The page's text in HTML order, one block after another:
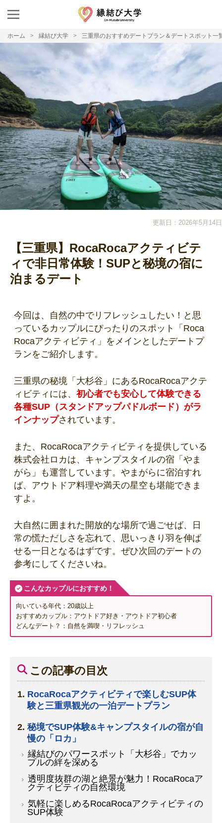
ホーム 縁結び大学 三重県のおすすめデートプラン＆デートスポット一
更新日：2026年5月14日
【三重県】RocaRocaアクティビテ
ィで非日常体験！SUPと秘境の宿に
泊まるデート
今回は、自然の中でリフレッシュしたい！と思
っているカップルにぴったりのスポット「Roca
Rocaアクティビティ」をメインとしたデートプ
ランをご紹介します。
三重県の秘境「大杉谷」にあるRocaRocaアクテ
ィビティには、 初心者でも安心して体験できる
各種SUP（スタンドアップパドルボード）がラ
インナップされています。
また、RocaRocaアクティビティを提供している
株式会社ロカは、キャンプスタイルの宿「やま
がら」も運営しています。やまがらに宿泊すれ
ば、アウトドア料理や満天の星空も堪能できま
すよ。
大自然に囲まれた開放的な場所で過ごせば、日
常の慌ただしさを忘れて、思いっきり羽を伸ば
せる一日となるはずです。ぜひ次回のデートの
参考にしてくださいね。
こんなカップルにおすすめ！
向いている年代：20歳以上
おすすめカップル：アウトドア好き・アウトドア初心者
どんなデート？：自然を満喫・リフレッシュ
この記事の目次
RocaRocaアクティビティで楽しむSUP体
験と三重県観光の一泊デートプラン
秘境でSUP体験&キャンプスタイルの宿が自
慢の「ロカ」
縁結びのパワースポット「大杉谷」でカッ
プルの絆を深める
透明度抜群の湖と絶景が魅力！RocaRocaア
クティビティの自然環境
気軽に楽しめるRocaRocaアクティビティの
SUP体験